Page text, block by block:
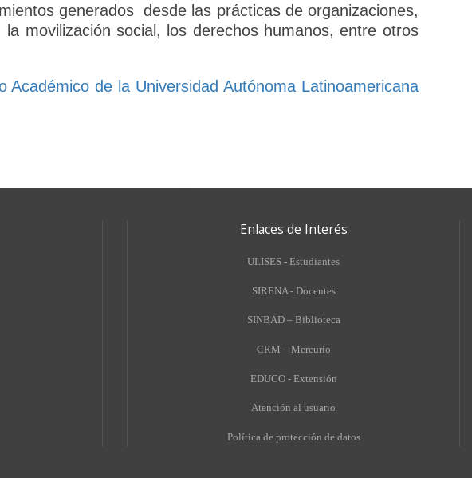
generados desde las prácticas de organizaciones,
movilización social, los derechos humanos, entre otros
de la Universidad Autónoma Latinoamericana
Enlaces de Interés
ULISES - Estudiantes
SIRENA - Docentes
SINBAD – Biblioteca
CRM – Mercurio
EDUCO - Extensión
Atención al usuario
Política de protección de datos